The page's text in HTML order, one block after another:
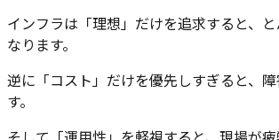
インフラは「理想」だけを追求すると、
なります。
逆に「コスト」だけを優先しすぎると、
す。